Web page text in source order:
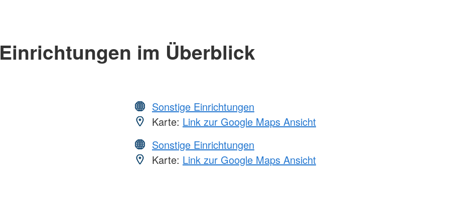
Einrichtungen im Überblick
Sonstige Einrichtungen
Karte: Link zur Google Maps Ansicht
Sonstige Einrichtungen
Karte: Link zur Google Maps Ansicht